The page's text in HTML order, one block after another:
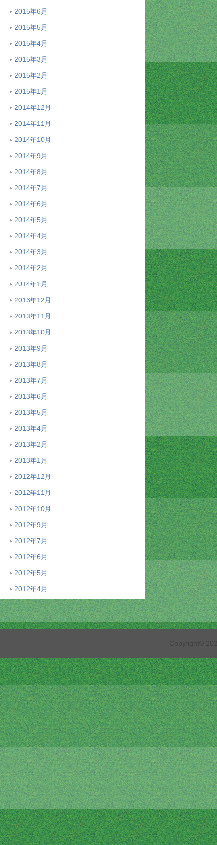
2015年6月
2015年5月
2015年4月
2015年3月
2015年2月
2015年1月
2014年12月
2014年11月
2014年10月
2014年9月
2014年8月
2014年7月
2014年6月
2014年5月
2014年4月
2014年3月
2014年2月
2014年1月
2013年12月
2013年11月
2013年10月
2013年9月
2013年8月
2013年7月
2013年6月
2013年5月
2013年4月
2013年2月
2013年1月
2012年12月
2012年11月
2012年10月
2012年9月
2012年7月
2012年6月
2012年5月
2012年4月